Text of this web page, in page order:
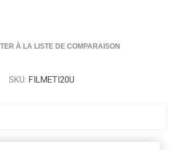
À LA LISTE DE COMPARAISON
SKU: FILMETI20U